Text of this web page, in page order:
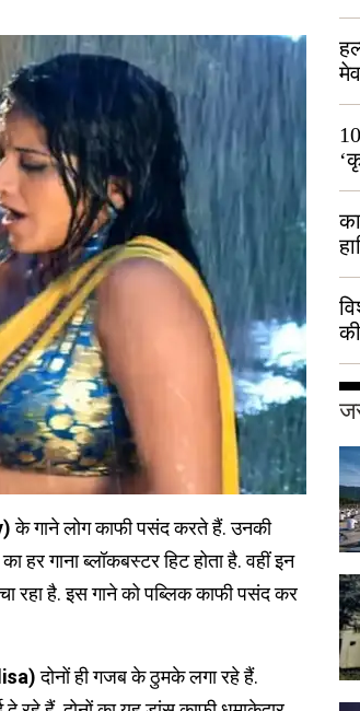
के गाने लोग काफी पसंद करते हैं. उनकी
हर गाना ब्लॉकबस्टर हिट होता है. वहीं इन
रहा है. इस गाने को पब्लिक काफी पसंद कर
दोनों ही गजब के ठुमके लगा रहे हैं.
हुई